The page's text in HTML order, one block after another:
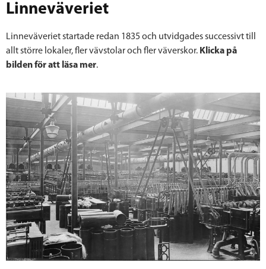
Linneväveriet
Linneväveriet startade redan 1835 och utvidgades successivt till
allt större lokaler, fler vävstolar och fler väverskor. Klicka på
bilden för att läsa mer.